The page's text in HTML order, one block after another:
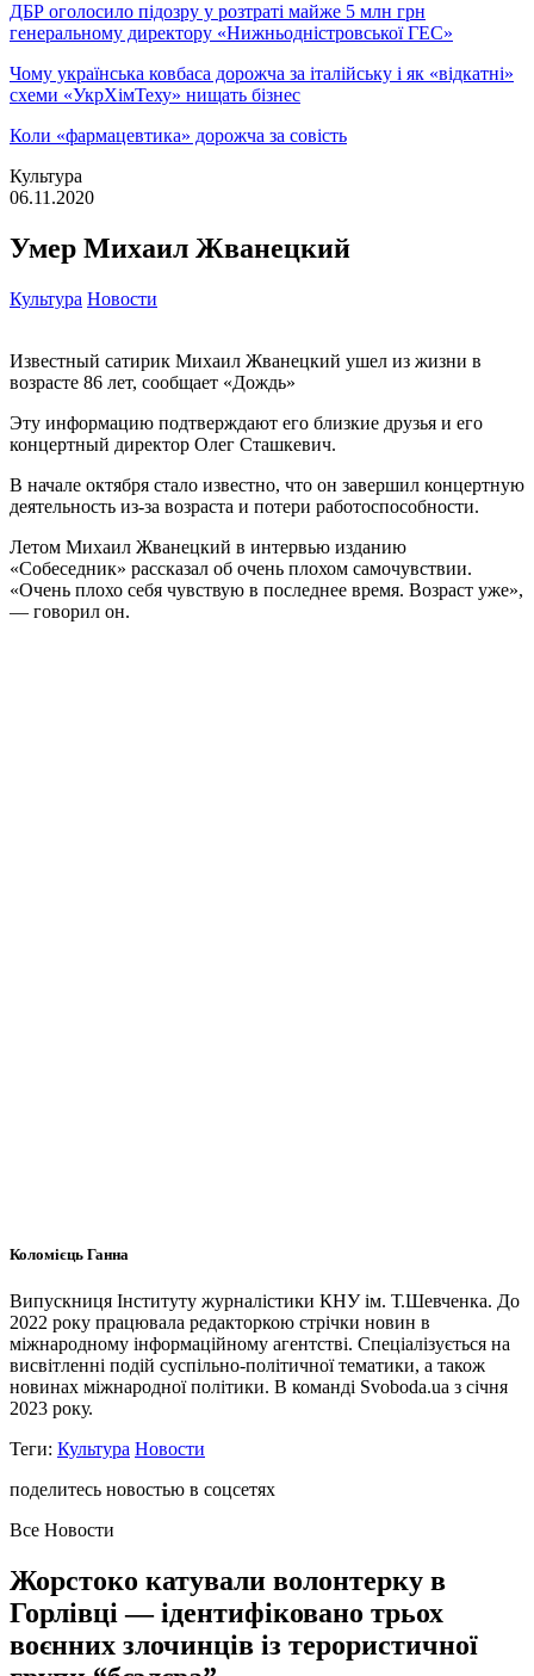
ДБР оголосило підозру у розтраті майже 5 млн грн
генеральному директору «Нижньодністровської ГЕС»
Чому українська ковбаса дорожча за італійську і як «відкатні»
схеми «УкрХімТеху» нищать бізнес
Коли «фармацевтика» дорожча за совість
Культура
06.11.2020
Умер Михаил Жванецкий
Культура Новости
Известный сатирик Михаил Жванецкий ушел из жизни в
возрасте 86 лет, сообщает «Дождь»
Эту информацию подтверждают его близкие друзья и его
концертный директор Олег Сташкевич.
В начале октября стало известно, что он завершил концертную
деятельность из-за возраста и потери работоспособности.
Летом Михаил Жванецкий в интервью изданию
«Собеседник» рассказал об очень плохом самочувствии.
«Очень плохо себя чувствую в последнее время. Возраст уже»,
— говорил он.
Коломієць Ганна
Випускниця Інституту журналістики КНУ ім. Т.Шевченка. До
2022 року працювала редакторкою стрічки новин в
міжнародному інформаційному агентстві. Спеціалізується на
висвітленні подій суспільно-політичної тематики, а також
новинах міжнародної політики. В команді Svoboda.ua з січня
2023 року.
Теги: Культура Новости
поделитесь новостью в соцсетях
Все Новости
Жорстоко катували волонтерку в
Горлівці — ідентифіковано трьох
воєнних злочинців із терористичної